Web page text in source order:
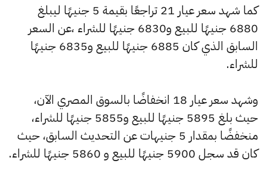
كما شهد سعر عيار 21 تراجعًا بقيمة 5 جنيهًا ليبلغ
6880 جنيهًا للبيع و6830 جنيهًا للشراء ،عن السعر
السابق الذي كان 6885 جنيهًا للبيع و6835 جنيهًا
للشراء.
وشهد سعر عيار 18 انخفاضًا بالسوق المصري الآن،
حيث بلغ 5895 جنيهًا للبيع و5855 جنيهًا للشراء،
منخفضًا بمقدار 5 جنيهات عن التحديث السابق، حيث
كان قد سجل 5900 جنيهًا للبيع و 5860 جنيهًا للشراء.